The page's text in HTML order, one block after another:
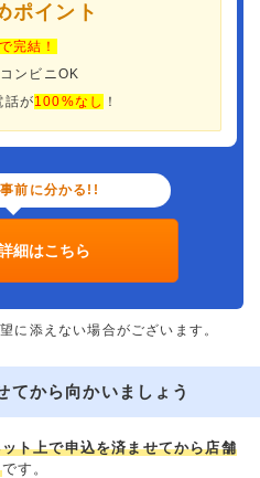
ポイント
完結！
ンビニOK
話が100%なし ！
前に分かる!!
細はこちら
に添えない場合がございます。
てから向かいましょう
ト上で申込を済ませてから店舗
です。